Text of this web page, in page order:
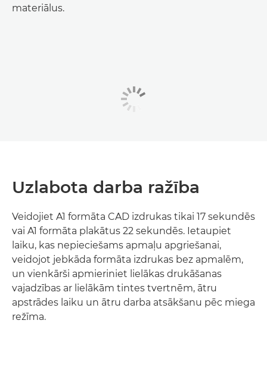
materiālus.
Uzlabota darba ražība
Veidojiet A1 formāta CAD izdrukas tikai 17 sekundēs
vai A1 formāta plakātus 22 sekundēs. Ietaupiet
laiku, kas nepieciešams apmaļu apgriešanai,
veidojot jebkāda formāta izdrukas bez apmalēm,
un vienkārši apmieriniet lielākas drukāšanas
vajadzības ar lielākām tintes tvertnēm, ātru
apstrādes laiku un ātru darba atsākšanu pēc miega
režīma.